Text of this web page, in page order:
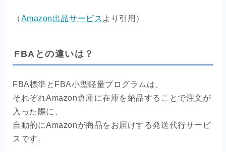
（Amazon出品サービス より引用）
FBAとの違いは？
FBA標準とFBA小型軽量プログラムは、
それぞれAmazon倉庫に在庫を納品することで注文が
入った際に、
自動的にAmazonが商品をお届けする発送代行サービ
スです。